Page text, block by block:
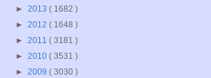
► 2013 ( 1682 )
► 2012 ( 1648 )
► 2011 ( 3181 )
► 2010 ( 3531 )
► 2009 ( 3030 )